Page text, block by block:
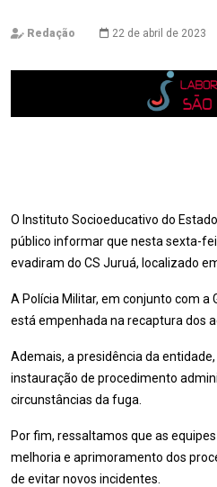
Redação 22 de abril de 2023
O Instituto Socioeducativo do
público informar que nesta sexta-
evadiram do CS Juruá, localizado
A Polícia Militar, em conjunto com a
está empenhada na recaptura dos
Ademais, a presidência da
instauração de procedimento
circunstâncias da fuga.
Por fim, ressaltamos que as
melhoria e aprimoramento dos
de evitar novos incidentes.